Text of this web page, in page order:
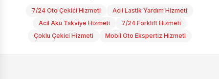
7/24 Oto Çekici Hizmeti
Acil Lastik Yardım Hizmeti
Acil Akü Takviye Hizmeti
7/24 Forklift Hizmeti
Çoklu Çekici Hizmeti
Mobil Oto Ekspertiz Hizmeti